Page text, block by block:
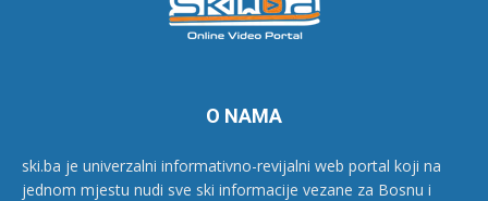
O NAMA
ski.ba je univerzalni informativno-revijalni web portal koji na
jednom mjestu nudi sve ski informacije vezane za Bosnu i